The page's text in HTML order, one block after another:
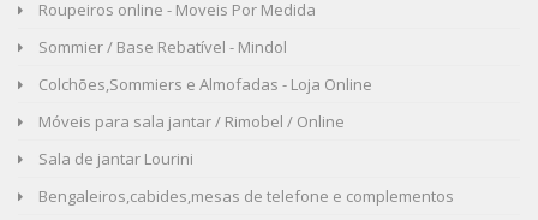
Roupeiros online - Moveis Por Medida
Sommier / Base Rebatível - Mindol
Colchões,Sommiers e Almofadas - Loja Online
Móveis para sala jantar / Rimobel / Online
Sala de jantar Lourini
Bengaleiros,cabides,mesas de telefone e complementos